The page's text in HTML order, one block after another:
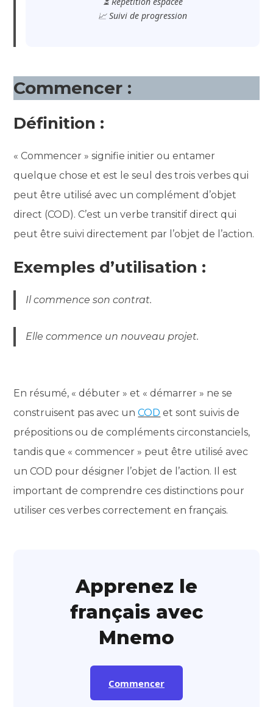
📈 Suivi de progression
Commencer :
Définition :
« Commencer » signifie initier ou entamer
quelque chose et est le seul des trois verbes qui
peut être utilisé avec un complément d’objet
direct (COD). C’est un verbe transitif direct qui
peut être suivi directement par l’objet de l’action.
Exemples d’utilisation :
Il commence son contrat.
Elle commence un nouveau projet.
En résumé, « débuter » et « démarrer » ne se
construisent pas avec unCOD et sont suivis de
prépositions ou de compléments circonstanciels,
tandis que « commencer » peut être utilisé avec
un COD pour désigner l’objet de l’action. Il est
important de comprendre ces distinctions pour
utiliser ces verbes correctement en français.
Apprenez le
français avec
Mnemo
Commencer